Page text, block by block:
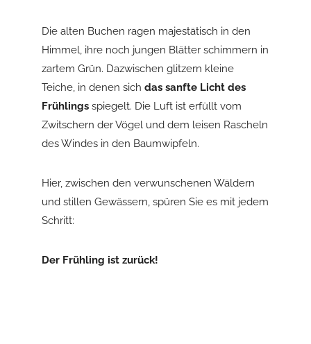
Die alten Buchen ragen majestätisch in den
Himmel, ihre noch jungen Blätter schimmern in
zartem Grün. Dazwischen glitzern kleine
Teiche, in denen sich das sanfte Licht des
Frühlings spiegelt. Die Luft ist erfüllt vom
Zwitschern der Vögel und dem leisen Rascheln
des Windes in den Baumwipfeln.
Hier, zwischen den verwunschenen Wäldern
und stillen Gewässern, spüren Sie es mit jedem
Schritt:
Der Frühling ist zurück!